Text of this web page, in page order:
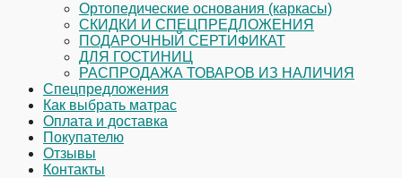
Ортопедические основания (каркасы)
СКИДКИ И СПЕЦПРЕДЛОЖЕНИЯ
ПОДАРОЧНЫЙ СЕРТИФИКАТ
ДЛЯ ГОСТИНИЦ
РАСПРОДАЖА ТОВАРОВ ИЗ НАЛИЧИЯ
Спецпредложения
Как выбрать матрас
Оплата и доставка
Покупателю
Отзывы
Контакты